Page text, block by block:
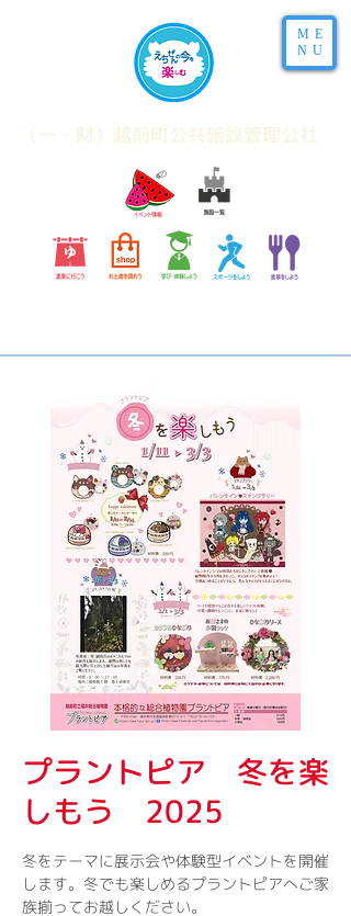
​（一・財）越前町公共施設管理公社
ME
NU
プラントピア 冬を楽
しもう 2025
冬をテーマに展示会や体験型イベントを開催
します。冬でも楽しめるプラントピアへご家
族揃ってお越しください。